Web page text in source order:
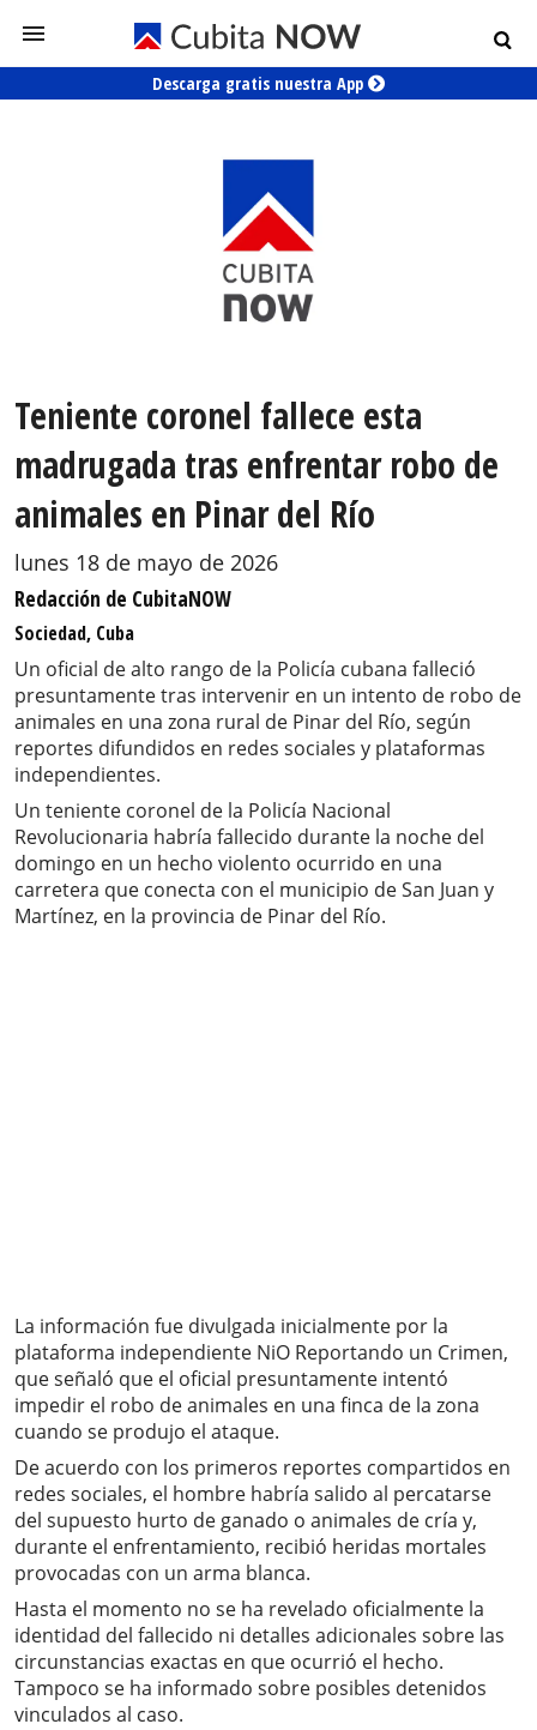
Descarga gratis nuestra App
Teniente coronel fallece esta
madrugada tras enfrentar robo de
animales en Pinar del Río
lunes 18 de mayo de 2026
Redacción de CubitaNOW
Sociedad, Cuba
Un oficial de alto rango de la Policía cubana falleció
presuntamente tras intervenir en un intento de robo de
animales en una zona rural de Pinar del Río, según
reportes difundidos en redes sociales y plataformas
independientes.
Un teniente coronel de la Policía Nacional
Revolucionaria habría fallecido durante la noche del
domingo en un hecho violento ocurrido en una
carretera que conecta con el municipio de San Juan y
Martínez, en la provincia de Pinar del Río.
La información fue divulgada inicialmente por la
plataforma independiente NiO Reportando un Crimen,
que señaló que el oficial presuntamente intentó
impedir el robo de animales en una finca de la zona
cuando se produjo el ataque.
De acuerdo con los primeros reportes compartidos en
redes sociales, el hombre habría salido al percatarse
del supuesto hurto de ganado o animales de cría y,
durante el enfrentamiento, recibió heridas mortales
provocadas con un arma blanca.
Hasta el momento no se ha revelado oficialmente la
identidad del fallecido ni detalles adicionales sobre las
circunstancias exactas en que ocurrió el hecho.
Tampoco se ha informado sobre posibles detenidos
vinculados al caso.